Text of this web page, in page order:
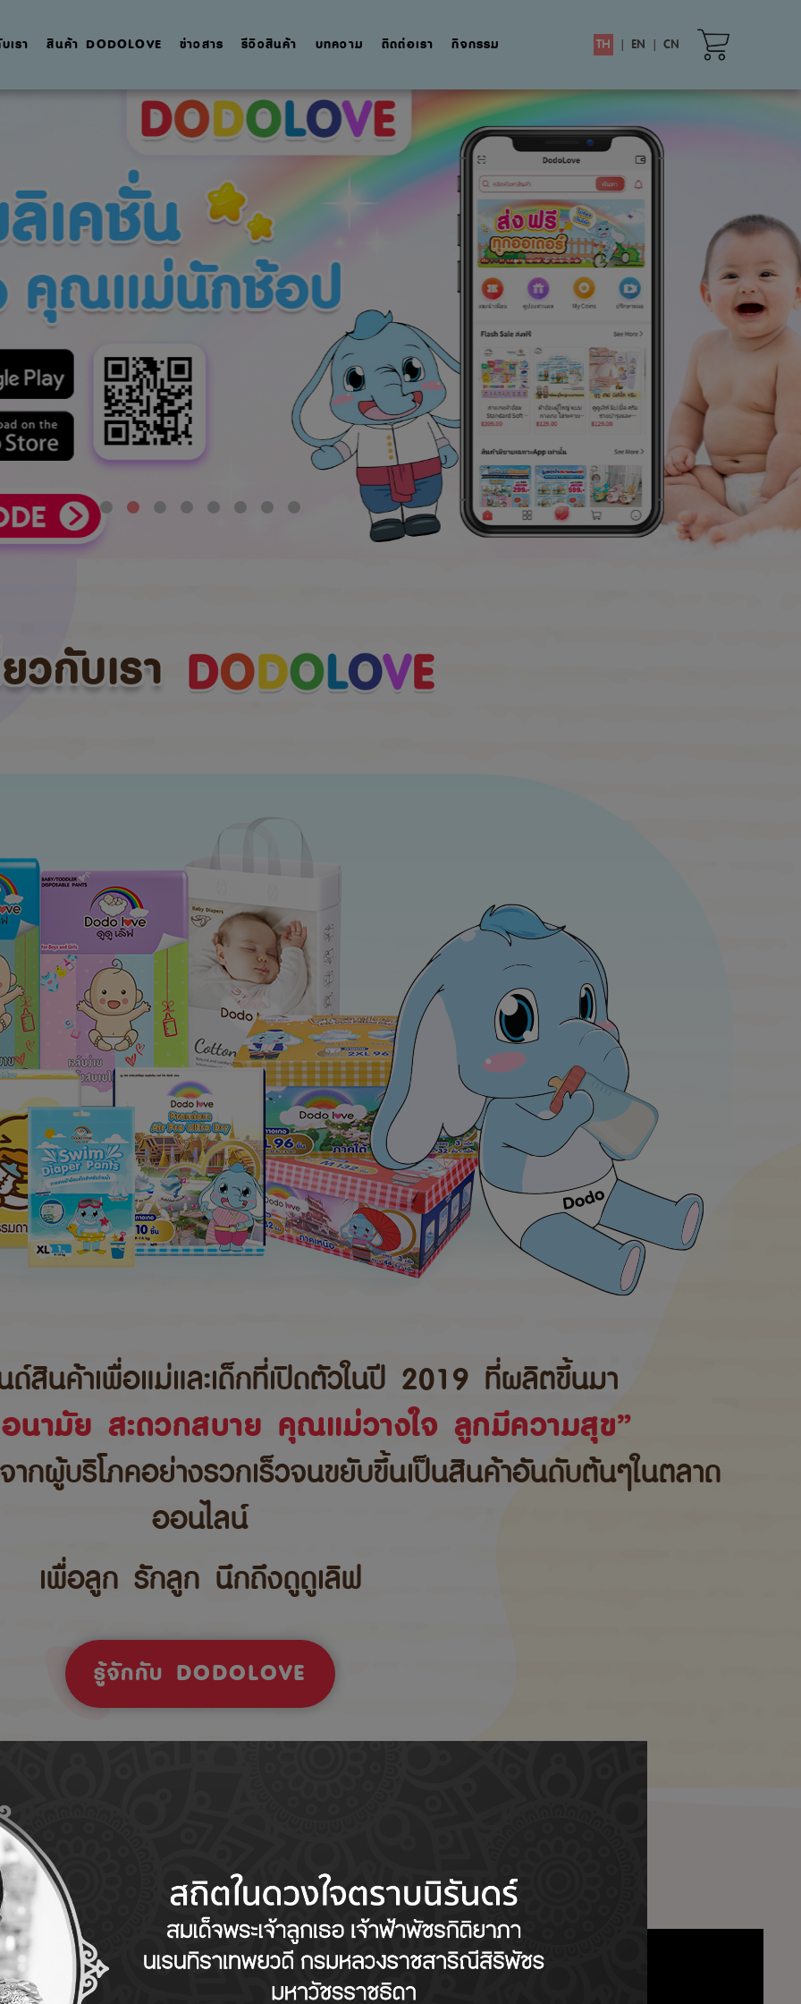
เรา สินค้า DODOLOVE ข่าวสาร รีวิวสินค้า บทความ ติดต่อเรา กิจกรรม TH | EN | CN
วกับเรา
สินค้าเพื่อแม่และเด็กที่เปิดตัวในปี 2019 ที่ผลิตขึ้นมา
นามัย สะดวกสบาย คุณแม่วางใจ ลูกมีความสุข”
ากผู้บริโภคอย่างรวกเร็วจนขยับขึ้นเป็นสินค้าอันดับต้นๆในตลาด
ออนไลน์
เพื่อลูก รักลูก นึกถึงดูดูเลิฟ
รู้จักกับ DODOLOVE
Tips